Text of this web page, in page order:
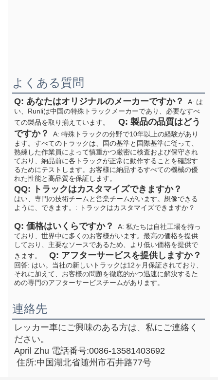
よくある質問
Q: あなたはオリジナルのメーカーですか？
  A: は
い、Runliは中国の特殊トラックメーカーであり、必要なすべ
ての製品を取り揃えています。
  Q: 製品の品質はどう
ですか？
  A: 特殊トラックの分野で10年以上の経験があり
ます。すべてのトラックは、国の基準と国際基準に従って、
熟練した作業員によって慎重かつ厳密に検査および保守され
ており、納品前に各トラックが正常に動作することを確認す
るためにテストします。お客様に納品するすべての機械の優
れた性能と高品質を保証します。
QQ: トラックはカスタマイズできますか？
はい、専門の技術チームと営業チームがいます。想像できる
ように、できます。 : トラックはカスタマイズできますか？
Q: 価格はいくらですか？
  A: 私たちは自社工場を持っ
ており、世界中に多くのお客様がいます。最高の価格を提供
しており、主要なソースであるため、より低い価格を提供で
きます。 Q: アフターサービスを提供しますか？
回答: はい。当社の新しいトラックは12ヶ月保証されており、
それに加えて、お客様の問題を徹底的かつ迅速に解決するた
めの専門のアフターサービスチームがあります。
連絡先
レッカー車にご興味のある方は、私にご連絡く
ださい。
April Zhu 電話番号:0086-13581403692
住所:中国湖北省随州市石井路77号